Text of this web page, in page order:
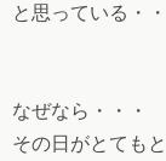
と思っている・
なぜなら・・・
その日がとても